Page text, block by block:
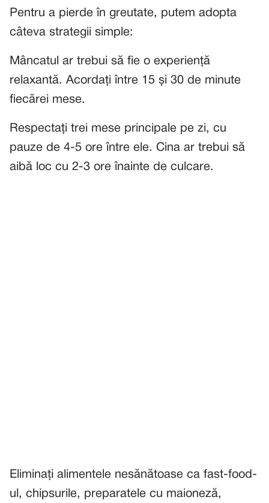
Pentru a pierde în greutate, putem adopta
câteva strategii simple:
Mâncatul ar trebui să fie o experiență
relaxantă. Acordați între 15 și 30 de minute
fiecărei mese.
Respectați trei mese principale pe zi, cu
pauze de 4-5 ore între ele. Cina ar trebui să
aibă loc cu 2-3 ore înainte de culcare.
Eliminați alimentele nesănătoase ca fast-food-
ul, chipsurile, preparatele cu maioneză,